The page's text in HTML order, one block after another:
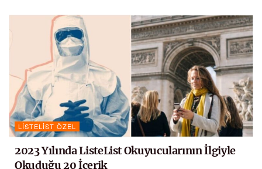
LISTELIST ÖZEL
2023 Yılında ListeList Okuyucularının İlgiyle
Okuduğu 20 İçerik